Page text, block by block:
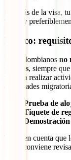
Además de la visa, tu
viaje (y
México:
Los colombianos no
turistas, siempre
vayas a realizar
autoridades
Prueba de
Tiquete de
Demostración
Toma en cuenta que
viajar conviene